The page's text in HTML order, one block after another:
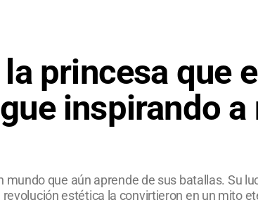
princesa que
inspirando a
que aún aprende de sus batallas. Su
estética la convirtieron en un mito